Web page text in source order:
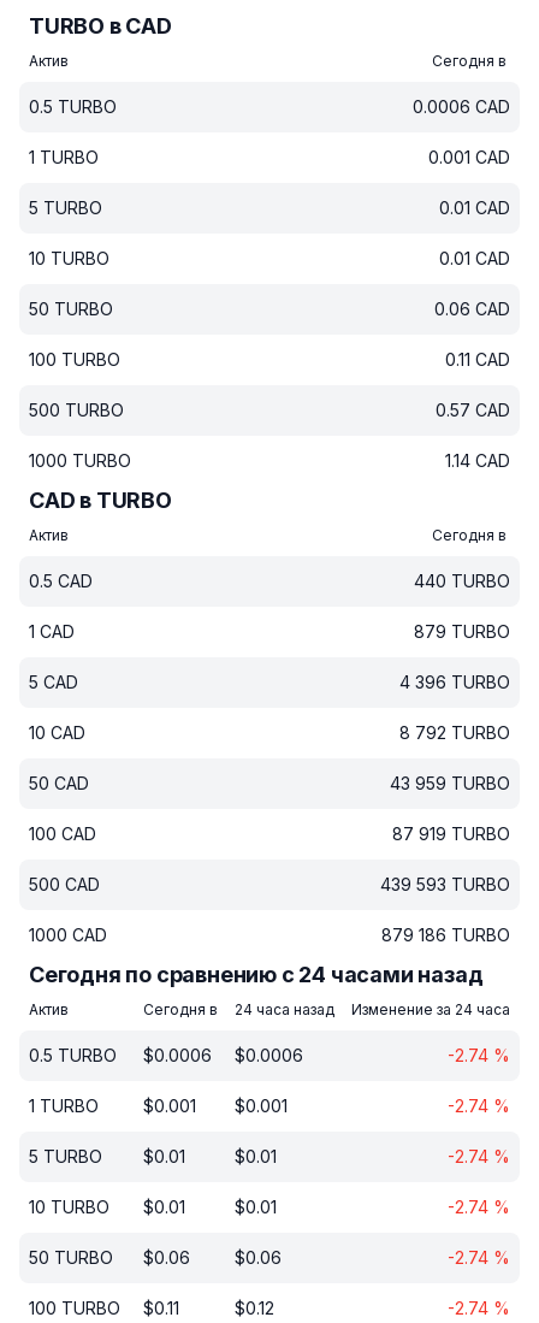
TURBO в CAD
Актив Сегодня в
0.5 TURBO 0.0006 CAD
1 TURBO 0.001 CAD
5 TURBO 0.01 CAD
10 TURBO 0.01 CAD
50 TURBO 0.06 CAD
100 TURBO 0.11 CAD
500 TURBO 0.57 CAD
1000 TURBO 1.14 CAD
CAD в TURBO
Актив Сегодня в
0.5 CAD 440 TURBO
1 CAD 879 TURBO
5 CAD 4 396 TURBO
10 CAD 8 792 TURBO
50 CAD 43 959 TURBO
100 CAD 87 919 TURBO
500 CAD 439 593 TURBO
1000 CAD 879 186 TURBO
Сегодня по сравнению с 24 часами назад
Актив Сегодня в 24 часа назад Изменение за 24 часа
0.5 TURBO $0.0006 $0.0006 -2.74 %
1 TURBO $0.001 $0.001 -2.74 %
5 TURBO $0.01 $0.01 -2.74 %
10 TURBO $0.01 $0.01 -2.74 %
50 TURBO $0.06 $0.06 -2.74 %
100 TURBO $0.11 $0.12 -2.74 %